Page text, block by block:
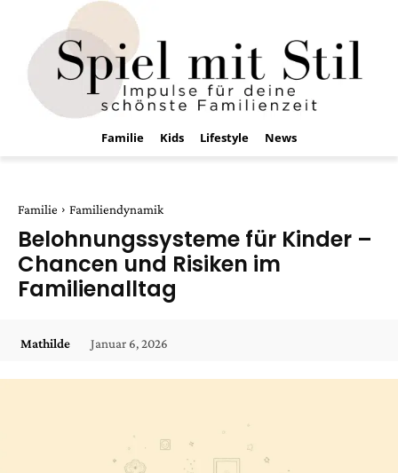
Familie Kids Lifestyle News
Familie Familiendynamik
Belohnungssysteme für Kinder –
Chancen und Risiken im
Familienalltag
Mathilde Januar 6, 2026